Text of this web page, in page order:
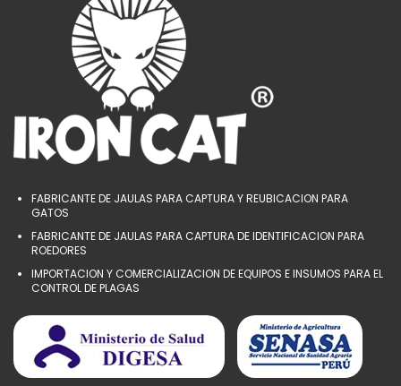
FABRICANTE DE JAULAS PARA CAPTURA Y REUBICACION PARA
GATOS
FABRICANTE DE JAULAS PARA CAPTURA DE IDENTIFICACION PARA
ROEDORES
IMPORTACION Y COMERCIALIZACION DE EQUIPOS E INSUMOS PARA EL
CONTROL DE PLAGAS